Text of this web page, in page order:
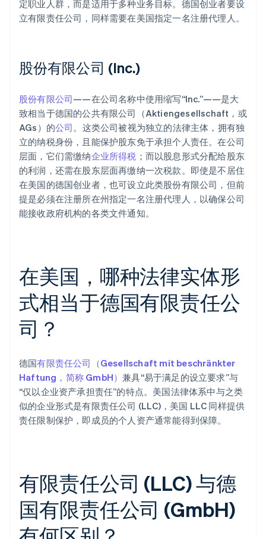
定职业人群，而是适用于多种业务目标。德国创业者要设
立有限责任公司，同样需要在美国指定一名注册代理人。
股份有限公司 (Inc.)
股份有限公司——在公司名称中使用缩写“Inc.”——是大
致相当于德国的公共有限公司（Aktiengesellschaft，或
AGs）的公司。这类公司被视为独立的法律主体，拥有独
立的纳税身份，且能保护股东免于承担个人责任。在公司
层面，它们需缴纳企业所得税 ；而以股息形式分配给股东
的利润，还需在股东层面再缴纳一次税款。即使是不居住
在美国的德国创业者，也可设立此类股份有限公司，但前
提是必须在注册所在州指定一名注册代理人，以确保公司
能接收政府机构的各类文件通知。
在美国，哪种法律实体形
式相当于德国有限责任公
司？
德国有限责任公司（Gesellschaft mit beschränkter
Haftung，简称 GmbH）兼具“易于满足的设立要求”与
“仅以企业资产承担责任”的特点。美国法律体系中与之类
似的企业形式是有限责任公司 (LLC)，美国 LLC 同样提供
责任限制保护，即成员的个人资产通常能得到保障。
有限责任公司 (LLC) 与德
国有限责任公司 (GmbH)